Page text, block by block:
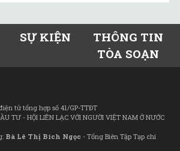
SỰ KIỆN
THÔNG TIN
TÒA SOẠN
tử tổng hợp số 41/GP-TTĐT
TƯ - HỘI LIÊN LẠC VỚI NGƯỜI VIỆT NAM Ở NƯỚC
Bà Lê Thị Bích Ngọc - Tổng Biên Tập Tạp chí